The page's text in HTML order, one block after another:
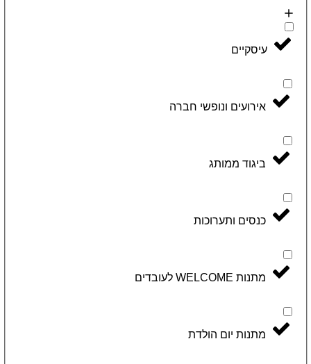
עיסקיים
אירועים ונופשי חברה
ביגוד ממותג
כנסים ותערוכות
מתנות WELCOME לעובדים
מתנות יום הולדת